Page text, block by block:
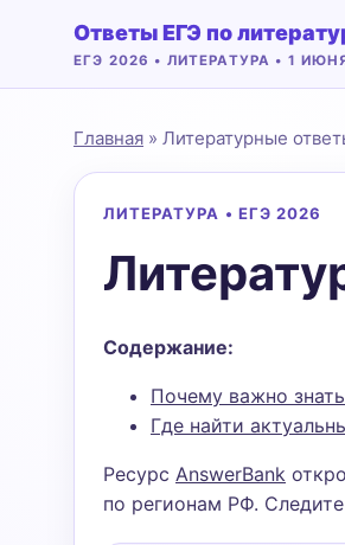
Ответы ЕГЭ по
ЕГЭ 2026 • ЛИТЕРАТУРА • 1
Главная » Литературные
ЛИТЕРАТУРА • ЕГЭ 2026
Содержание:
Почему важно
Где найти
Ресурс AnswerBank
по регионам РФ.